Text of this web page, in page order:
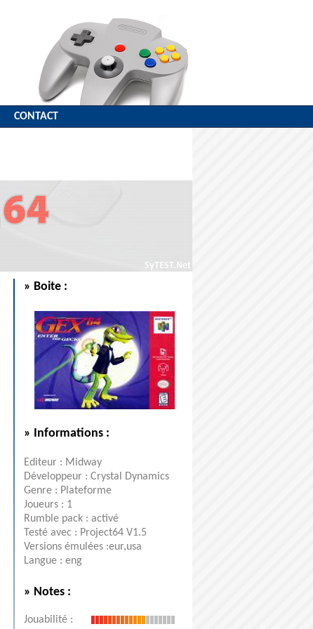
CONTACT
» Boite :
» Informations :
Editeur : Midway
Développeur : Crystal Dynamics
Genre : Plateforme
Joueurs : 1
Rumble pack : activé
Testé avec : Project64 V1.5
Versions émulées :eur,usa
Langue : eng
» Notes :
Jouabilité :